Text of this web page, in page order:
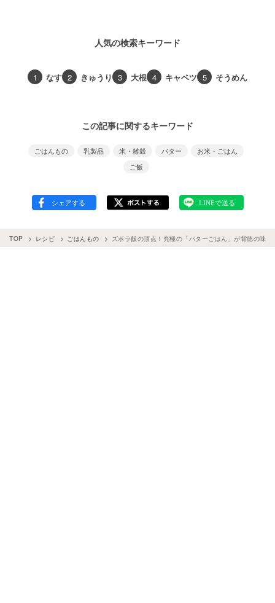
人気の検索キーワード
1 なす 2 きゅうり 3 大根 4 キャベツ 5 そうめん
この記事に関するキーワード
ごはんもの 乳製品 米・雑穀 バター
お米・ごはん
ご飯
TOP レシピ ごはんもの ズボラ飯の頂点！究極の「バターごはん」が背徳の味す